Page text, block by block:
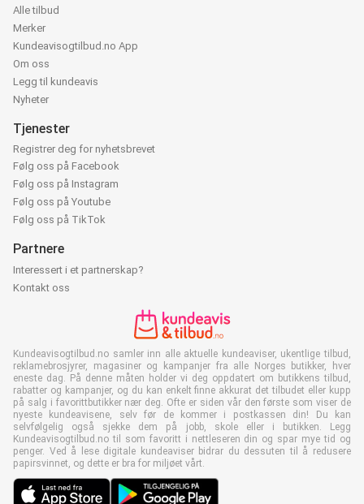
Alle tilbud
Merker
Kundeavisogtilbud.no App
Om oss
Legg til kundeavis
Nyheter
Tjenester
Registrer deg for nyhetsbrevet
Følg oss på Facebook
Følg oss på Instagram
Følg oss på Youtube
Følg oss på TikTok
Partnere
Interessert i et partnerskap?
Kontakt oss
Kundeavisogtilbud.no samler inn alle aktuelle kundeaviser, ukentlige tilbud,
reklamebrosjyrer, magasiner og kampanjer fra alle Norges butikker, hver
eneste dag. På denne måten holder vi deg oppdatert om butikkens tilbud,
rabatter og kampanjer, og du kan enkelt finne akkurat det tilbudet eller kupp
på salg i favorittbutikker nær deg. Ofte er siden vår den første som viser de
nyeste kundeavisene, selv før de kommer i postkassen din! Du kan
selvfølgelig også sjekke dem på jobb, skole eller i butikken. Legg
Kundeavisogtilbud.no til som favoritt i nettleseren din og spar mye tid og
penger. Ved å lese digitale kundeaviser bidrar du dessuten til å redusere
papirsvinnet, og dette er bra for miljøet vårt.